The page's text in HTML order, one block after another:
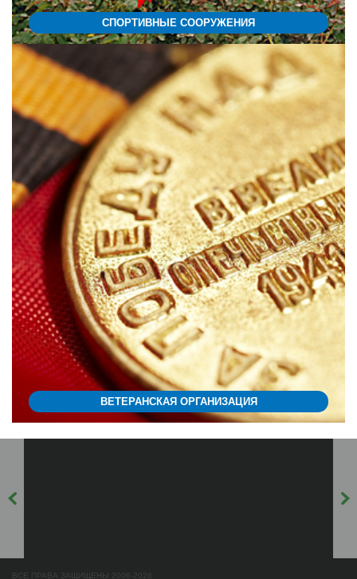
СПОРТИВНЫЕ СООРУЖЕНИЯ
ВЕТЕРАНСКАЯ ОРГАНИЗАЦИЯ
ВСЕ ПРАВА ЗАЩИЩЕНЫ 2006-2026